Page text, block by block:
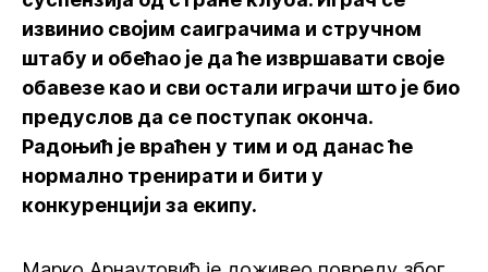
извинио својим саиграчима и стручном
штабу и обећао је да ће извршавати своје
обавезе као и сви остали играчи што је био
предуслов да се поступак оконча.
Радоњић је враћен у тим и од данас ће
нормално тренирати и бити у
конкуренцији за екипу.